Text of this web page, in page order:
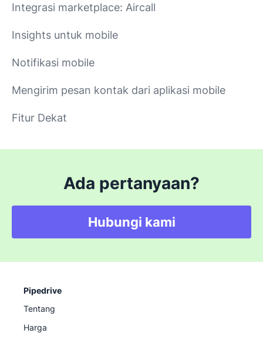
Integrasi marketplace: Aircall
Insights untuk mobile
Notifikasi mobile
Mengirim pesan kontak dari aplikasi mobile
Fitur Dekat
Ada pertanyaan?
Hubungi kami
Pipedrive
Tentang
Harga